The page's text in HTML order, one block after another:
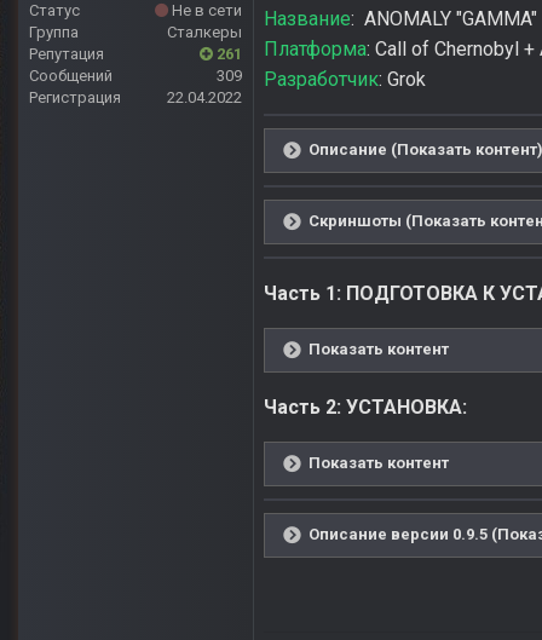
Статус
Не в сети
Группа
Сталкеры
Репутация
261
Сообщений
309
Регистрация
22.04.2022
Название: ANOMALY "GAMMA"
Платформа: Call of Chernobyl +
Разработчик: Grok
Описание (Показать контент)
Скриншоты (Показать
Часть 1: ПОДГОТОВКА К
Показать контент
Часть 2: УСТАНОВКА:
Показать контент
Описание версии 0.9.5